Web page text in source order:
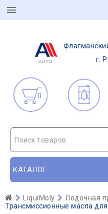
г.
0
Поиск товаров
КАТАЛОГ
LiquiMoly
Лодочная
Трансмиссионные масла